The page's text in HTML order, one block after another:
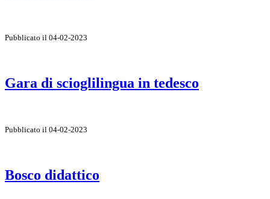
Pubblicato il 04-02-2023
Gara di scioglilingua in tedesco
Pubblicato il 04-02-2023
Bosco didattico